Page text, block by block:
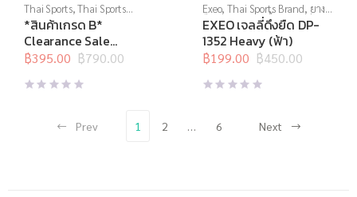
Thai Sports,Thai Sports
Brand,บริหารแกนกลางลำตัว
ล้อบริหาร, สินค้าล็อตสุดท้าย
อุปกรณ์บริหารกาย
*สินค้าเกรด B*
Clearance Sale
THAISPORTS ล้อบริหาร
slide GX-ASV
฿790.00
Original
price
was:
฿395.00
Current
price
is:
Exeo,Thai Sports Brand, ยาง
ยืด,สร้างกล้ามเนื้อ,สินค้าล็อต
สุดท้าย,อุปกรณ์คลายกล้ามเนื้อ
อุปกรณ์บริหารกาย,อุปกรณ์ยืด
เหยียด
EXEO เจลลี่ดึงยืด DP-
1352 Heavy (ฟ้า)
฿450.00
Original
price
was:
฿199.00
Current
price
is:
Prev
1 2 … 6 Next